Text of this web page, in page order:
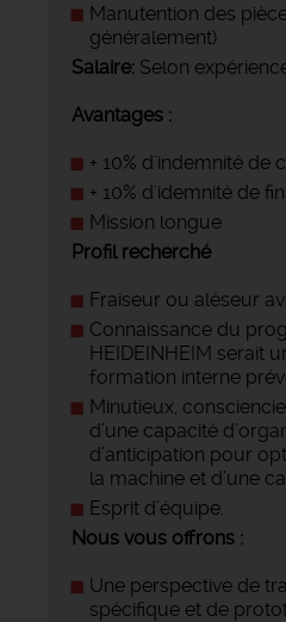
Manutention des
généralement)
Salaire: Selon
Avantages :
+ 10% d'indemnité de
+ 10% d'idemnité de
Mission longue
Profil recherché
Fraiseur ou aléseur
Connaissance du
HEIDEINHEIM serait
formation interne
Minutieux,
d’une capacité
d’anticipation pour
la machine et d’une
Esprit d’équipe.
Nous vous offrons :
Une perspective de
spécifique et de